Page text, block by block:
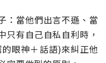
：當他們出言不遜、當
只有自己自私自利時，
眼神＋話語)來糾正他